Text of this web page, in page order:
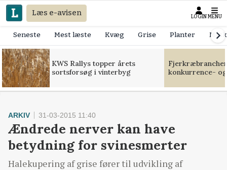
Læs e-avisen LOGIN MENU
Seneste Mest læste Kvæg Grise Planter
KWS Rallys topper årets
sortsforsøg i vinterbyg
konkurrence-
ARKIV 31-03-2015 11:40
Ændrede nerver kan have
betydning for svinesmerter
Halekupering af grise fører til udvikling af